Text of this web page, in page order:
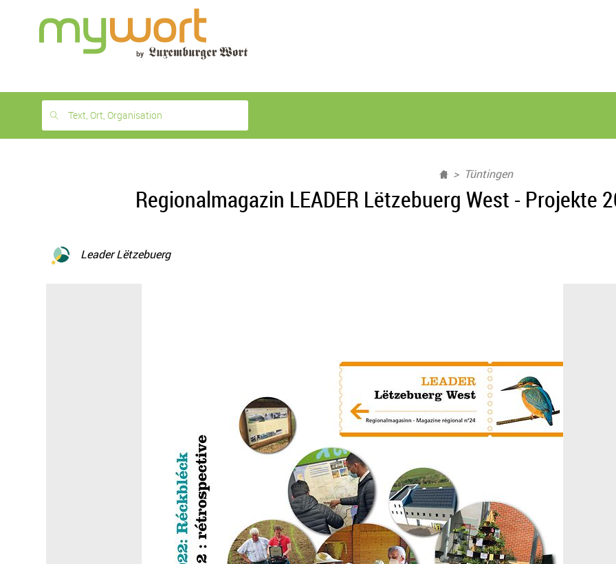
month
free
Text, Ort, Organisation
Tüntingen
Regionalmagazin LEADER Lëtzebuerg West - Projekte
Leader Lëtzebuerg